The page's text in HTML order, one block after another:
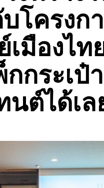
โครงก
มืองไท
กระเป๋
นต์ได้เล